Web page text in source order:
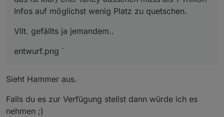
Infos auf möglichst wenig Platz zu quetschen.
Vllt. gefällts ja jemandem..
entwurf.png `
Sieht Hammer aus.
Falls du es zur Verfügung stellst dann würde ich es
nehmen ;)